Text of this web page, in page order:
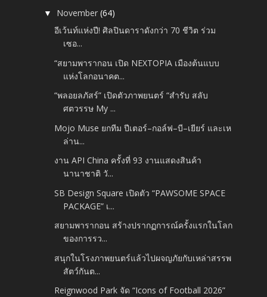
▼ November(64)
อีเว้นท์แห่งปี! ศิลปินดาราดังกว่า 70 ชีวิต ร่วม
เซอ...
“สยามพารากอน เปิด NEXTOPIA เมืองต้นแบบ
แห่งโลกอนาคต...
“พลอยลภัสร์” เปิดตัวภาพยนตร์ “สำรับ สลับ
ศตวรรษ My ...
Mojo Muse ยกทีม ปีเตอร์–กอล์ฟ–บี–เยียร์ และเห
ล่าน...
งาน API China ครั้งที่ 93 งานแสดงสินค้า
นานาชาติ วั...
SB Design Square เปิดตัว “PAWSOME SPACE
PACKAGE” เ...
สยามพารากอน สร้างปรากฏการณ์ครั้งแรกในโลก
ของการรว...
สนุกในโรงภาพยนตร์แล้วไปผจญภัยกับเหล่าสรรพ
สัตว์กันต...
Reignwood Park จัด “Icons of Football 2026”